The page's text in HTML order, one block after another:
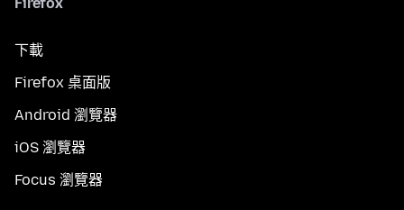
下載
Firefox 桌面版
Android 瀏覽器
iOS 瀏覽器
Focus 瀏覽器